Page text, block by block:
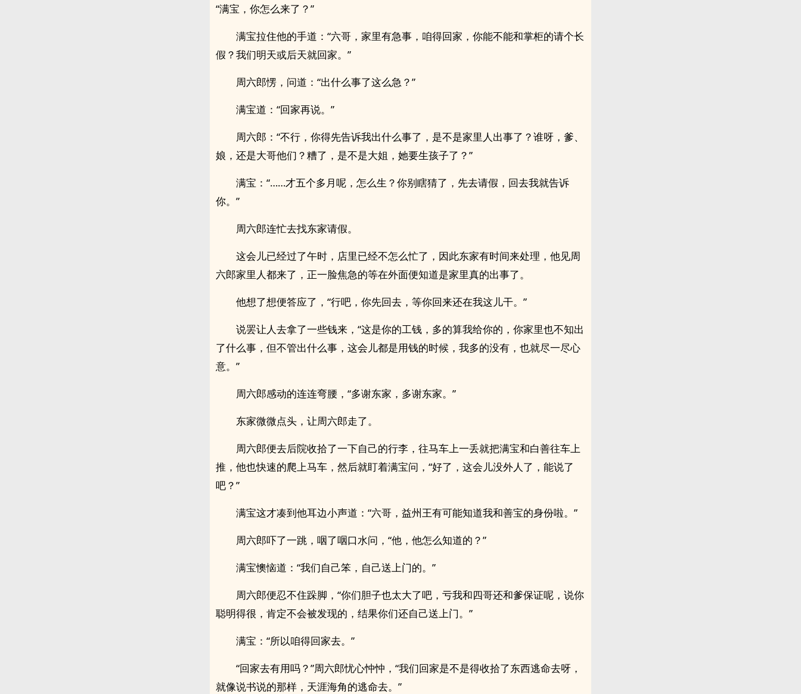
“满宝，你怎么来了？”
满宝拉住他的手道：“六哥，家里有急事，咱得回家，你能不能和掌柜的请个长
假？我们明天或后天就回家。”
周六郎愣，问道：“出什么事了这么急？”
满宝道：“回家再说。”
周六郎：“不行，你得先告诉我出什么事了，是不是家里人出事了？谁呀，爹、
娘，还是大哥他们？糟了，是不是大姐，她要生孩子了？”
满宝：“……才五个多月呢，怎么生？你别瞎猜了，先去请假，回去我就告诉
你。”
周六郎连忙去找东家请假。
这会儿已经过了午时，店里已经不怎么忙了，因此东家有时间来处理，他见周
六郎家里人都来了，正一脸焦急的等在外面便知道是家里真的出事了。
他想了想便答应了，“行吧，你先回去，等你回来还在我这儿干。”
说罢让人去拿了一些钱来，“这是你的工钱，多的算我给你的，你家里也不知出
了什么事，但不管出什么事，这会儿都是用钱的时候，我多的没有，也就尽一尽心
意。”
周六郎感动的连连弯腰，“多谢东家，多谢东家。”
东家微微点头，让周六郎走了。
周六郎便去后院收拾了一下自己的行李，往马车上一丢就把满宝和白善往车上
推，他也快速的爬上马车，然后就盯着满宝问，“好了，这会儿没外人了，能说了
吧？”
满宝这才凑到他耳边小声道：“六哥，益州王有可能知道我和善宝的身份啦。”
周六郎吓了一跳，咽了咽口水问，“他，他怎么知道的？”
满宝懊恼道：“我们自己笨，自己送上门的。”
周六郎便忍不住跺脚，“你们胆子也太大了吧，亏我和四哥还和爹保证呢，说你
聪明得很，肯定不会被发现的，结果你们还自己送上门。”
满宝：“所以咱得回家去。”
“回家去有用吗？”周六郎忧心忡忡，“我们回家是不是得收拾了东西逃命去呀，
就像说书说的那样，天涯海角的逃命去。”